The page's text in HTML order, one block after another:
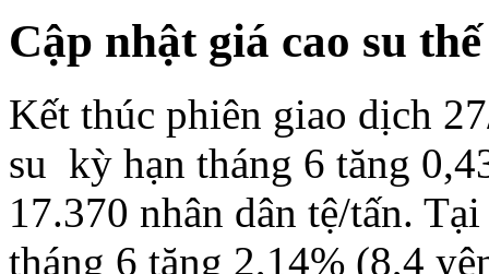
Cập nhật giá cao su
Kết thúc phiên giao dịch
su kỳ hạn tháng 6 tăng
17.370 nhân dân tệ/tấn.
tháng 6 tăng 2,14% (8,4